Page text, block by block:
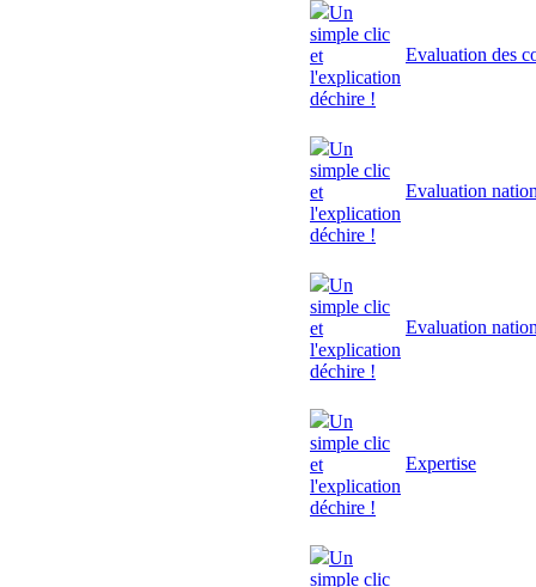
Un
simple clic
et
l'explication
déchire !
Evaluation des
Un
simple clic
et
l'explication
déchire !
Evaluation
Un
simple clic
et
l'explication
déchire !
Evaluation
Un
simple clic
et
l'explication
déchire !
Expertise
Un
simple clic